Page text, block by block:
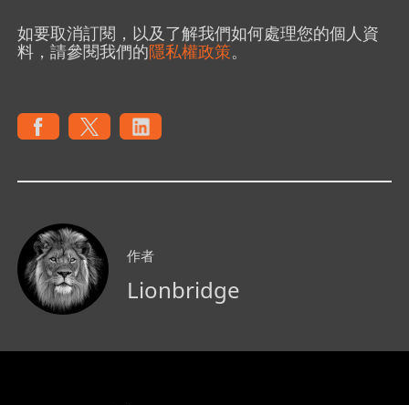
如要取消訂閱，以及了解我們如何處理您的個人資
料，請參閱我們的隱私權政策。
作者
Lionbridge